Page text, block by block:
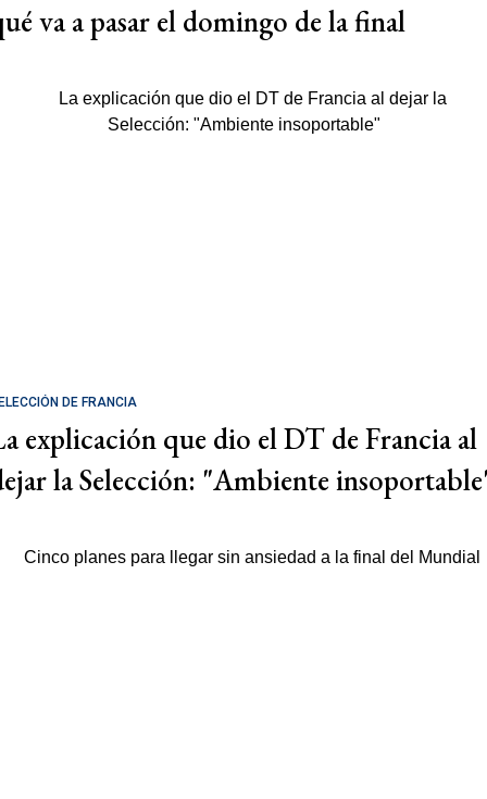
va a pasar el domingo de la final
DE FRANCIA
explicación que dio el DT de Francia al
la Selección: "Ambiente